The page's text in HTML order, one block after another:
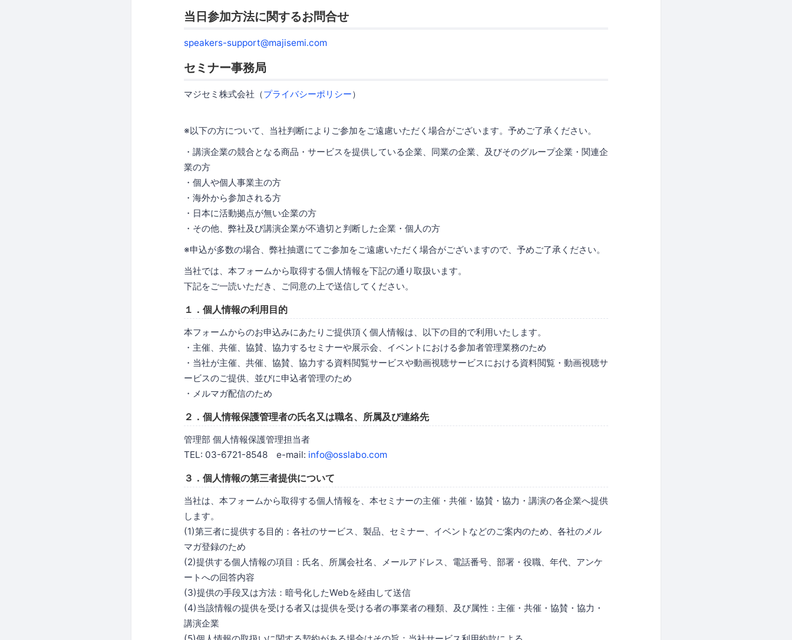
当日参加方法に関するお問合せ
speakers-support@majisemi.com
セミナー事務局
マジセミ株式会社（プライバシーポリシー）
※以下の方について、当社判断によりご参加をご遠慮いただく場合がございます。予めご了承ください。
・講演企業の競合となる商品・サービスを提供している企業、同業の企業、及びそのグループ企業・関連企
業の方
・個人や個人事業主の方
・海外から参加される方
・日本に活動拠点が無い企業の方
・その他、弊社及び講演企業が不適切と判断した企業・個人の方
※申込が多数の場合、弊社抽選にてご参加をご遠慮いただく場合がございますので、予めご了承ください。
当社では、本フォームから取得する個人情報を下記の通り取扱います。
下記をご一読いただき、ご同意の上で送信してください。
１．個人情報の利用目的
本フォームからのお申込みにあたりご提供頂く個人情報は、以下の目的で利用いたします。
・主催、共催、協賛、協力するセミナーや展示会、イベントにおける参加者管理業務のため
・当社が主催、共催、協賛、協力する資料閲覧サービスや動画視聴サービスにおける資料閲覧・動画視聴サ
ービスのご提供、並びに申込者管理のため
・メルマガ配信のため
２．個人情報保護管理者の氏名又は職名、所属及び連絡先
管理部 個人情報保護管理担当者
TEL: 03-6721-8548 e-mail: info@osslabo.com
３．個人情報の第三者提供について
当社は、本フォームから取得する個人情報を、本セミナーの主催・共催・協賛・協力・講演の各企業へ提供
します。
(1)第三者に提供する目的：各社のサービス、製品、セミナー、イベントなどのご案内のため、各社のメル
マガ登録のため
(2)提供する個人情報の項目：氏名、所属会社名、メールアドレス、電話番号、部署・役職、年代、アンケ
ートへの回答内容
(3)提供の手段又は方法：暗号化したWebを経由して送信
(4)当該情報の提供を受ける者又は提供を受ける者の事業者の種類、及び属性：主催・共催・協賛・協力・
講演企業